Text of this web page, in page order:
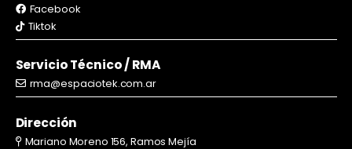
Facebook
Tiktok
Servicio Técnico / RMA
rma@espaciotek.com.ar
Dirección
Mariano Moreno 156, Ramos Mejía